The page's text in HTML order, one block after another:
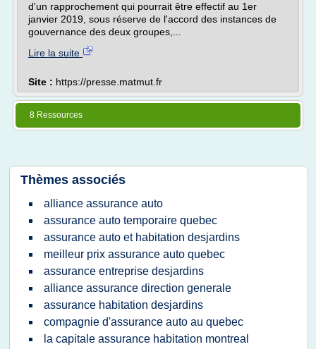
d'un rapprochement qui pourrait être effectif au 1er
janvier 2019, sous réserve de l'accord des instances de
gouvernance des deux groupes,...
Lire la suite
Site : https://presse.matmut.fr
8 Ressources
Thèmes associés
alliance assurance auto
assurance auto temporaire quebec
assurance auto et habitation desjardins
meilleur prix assurance auto quebec
assurance entreprise desjardins
alliance assurance direction generale
assurance habitation desjardins
compagnie d'assurance auto au quebec
la capitale assurance habitation montreal